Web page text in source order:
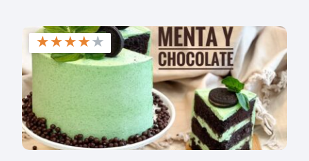
★★★★★